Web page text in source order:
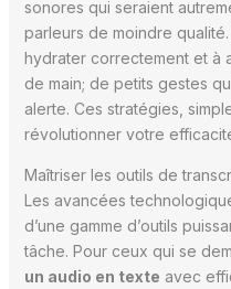
sonores qui seraient
parleurs de moindre
hydrater correctement et à
de main; de petits gestes
alerte. Ces stratégies,
révolutionner votre
Maîtriser les outils de
Les avancées
d’une gamme d’outils
tâche. Pour ceux qui se
un audio en texte avec